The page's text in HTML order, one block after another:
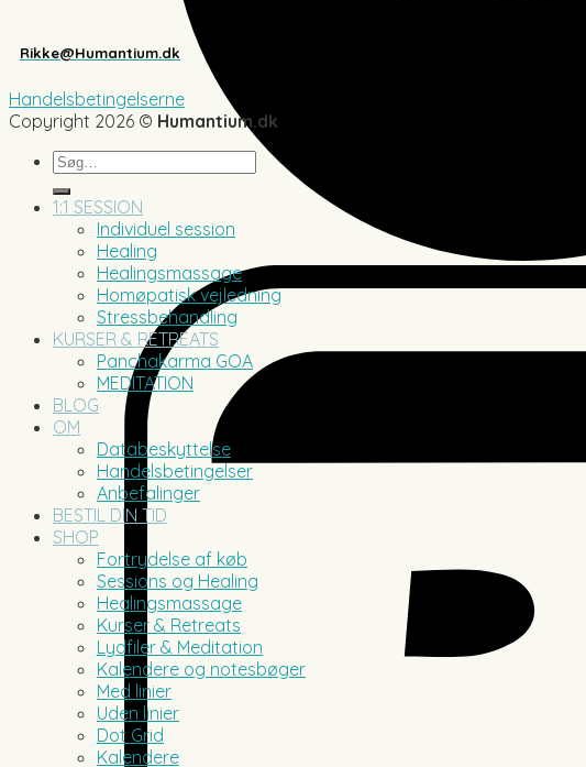
Rikke@Humantium.dk
Handelsbetingelserne
Copyright 2026 © Humantium.dk
Søg
1:1 SESSION
Individuel session
Healing
Healingsmassage
Homøpatisk vejledning
Stressbehandling
KURSER & RETREATS
Panchakarma GOA
MEDITATION
BLOG
OM
Databeskyttelse
Handelsbetingelser
Anbefalinger
BESTIL DIN TID
SHOP
Fortrydelse af køb
Sessions og Healing
Healingsmassage
Kurser & Retreats
Lydfiler & Meditation
Kalendere og notesbøger
Med linier
Uden linier
Dot Grid
Kalendere